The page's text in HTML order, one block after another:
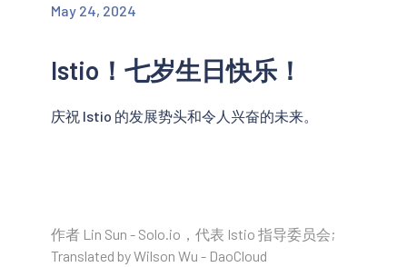
May 24, 2024
Istio！七岁生日快乐！
庆祝 Istio 的发展势头和令人兴奋的未来。
作者 Lin Sun - Solo.io，代表 Istio 指导委员会;
Translated by Wilson Wu - DaoCloud